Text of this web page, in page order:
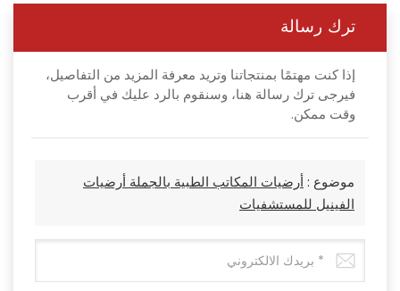
ترك رسالة
إذا كنت مهتمًا بمنتجاتنا وتريد معرفة المزيد من التفاصيل،
فيرجى ترك رسالة هنا، وسنقوم بالرد عليك في أقرب
وقت ممكن.
موضوع :أرضيات المكاتب الطبية بالجملة أرضيات
الفينيل للمستشفيات